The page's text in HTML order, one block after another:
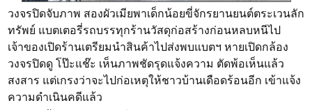
วงจรปิดจับภาพ สองผัวเมียพาเด็กน้อยขี่จักรยานยนต์ตระเวนลัก
ทรัพย์ แบตเตอรี่รถบรรทุกร้านวัสดุก่อสร้างก่อนหลบหนีไป
เจ้าของเปิดร้านเตรียมนำสินค้าไปส่งพบแบตฯ หายเปิดกล้อง
วงจรปิดดู โป๊ะแช๊ะ เห็นภาพชัดรุดแจ้งความ ตัดพ้อเห็นแล้ว
สงสาร แต่เกรงว่าจะไปก่อเหตุให้ชาวบ้านเดือดร้อนอีก เข้าแจ้ง
ความดำเนินคดีแล้ว